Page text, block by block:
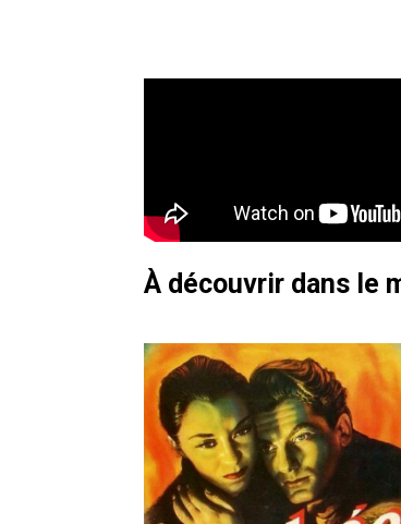
À découvrir dans le